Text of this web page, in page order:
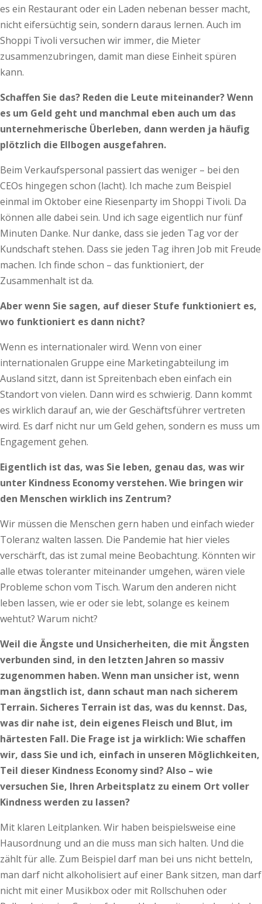
es ein Restaurant oder ein Laden nebenan besser macht,
nicht eifersüchtig sein, sondern daraus lernen. Auch im
Shoppi Tivoli versuchen wir immer, die Mieter
zusammenzubringen, damit man diese Einheit spüren
kann.
Schaffen Sie das? Reden die Leute miteinander? Wenn
es um Geld geht und manchmal eben auch um das
unternehmerische Überleben, dann werden ja häufig
plötzlich die Ellbogen ausgefahren.
Beim Verkaufspersonal passiert das weniger – bei den
CEOs hingegen schon (lacht). Ich mache zum Beispiel
einmal im Oktober eine Riesenparty im Shoppi Tivoli. Da
können alle dabei sein. Und ich sage eigentlich nur fünf
Minuten Danke. Nur danke, dass sie jeden Tag vor der
Kundschaft stehen. Dass sie jeden Tag ihren Job mit Freude
machen. Ich finde schon – das funktioniert, der
Zusammenhalt ist da.
Aber wenn Sie sagen, auf dieser Stufe funktioniert es,
wo funktioniert es dann nicht?
Wenn es internationaler wird. Wenn von einer
internationalen Gruppe eine Marketingabteilung im
Ausland sitzt, dann ist Spreitenbach eben einfach ein
Standort von vielen. Dann wird es schwierig. Dann kommt
es wirklich darauf an, wie der Geschäftsführer vertreten
wird. Es darf nicht nur um Geld gehen, sondern es muss um
Engagement gehen.
Eigentlich ist das, was Sie leben, genau das, was wir
unter Kindness Economy verstehen. Wie bringen wir
den Menschen wirklich ins Zentrum?
Wir müssen die Menschen gern haben und einfach wieder
Toleranz walten lassen. Die Pandemie hat hier vieles
verschärft, das ist zumal meine Beobachtung. Könnten wir
alle etwas toleranter miteinander umgehen, wären viele
Probleme schon vom Tisch. Warum den anderen nicht
leben lassen, wie er oder sie lebt, solange es keinem
wehtut? Warum nicht?
Weil die Ängste und Unsicherheiten, die mit Ängsten
verbunden sind, in den letzten Jahren so massiv
zugenommen haben. Wenn man unsicher ist, wenn
man ängstlich ist, dann schaut man nach sicherem
Terrain. Sicheres Terrain ist das, was du kennst. Das,
was dir nahe ist, dein eigenes Fleisch und Blut, im
härtesten Fall. Die Frage ist ja wirklich: Wie schaffen
wir, dass Sie und ich, einfach in unseren Möglichkeiten,
Teil dieser Kindness Economy sind? Also – wie
versuchen Sie, Ihren Arbeitsplatz zu einem Ort voller
Kindness werden zu lassen?
Mit klaren Leitplanken. Wir haben beispielsweise eine
Hausordnung und an die muss man sich halten. Und die
zählt für alle. Zum Beispiel darf man bei uns nicht betteln,
man darf nicht alkoholisiert auf einer Bank sitzen, man darf
nicht mit einer Musikbox oder mit Rollschuhen oder